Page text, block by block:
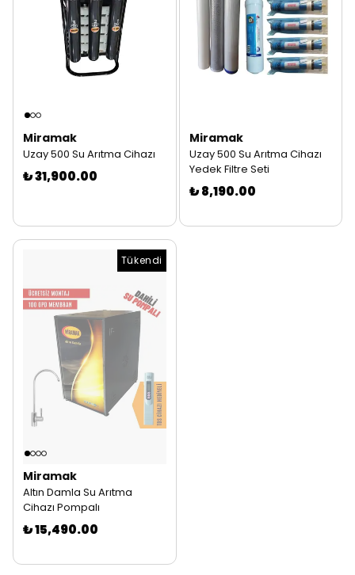
Miramak
Uzay 500 Su Arıtma Cihazı
₺ 31,900.00
Miramak
Uzay 500 Su Arıtma Cihazı
Yedek Filtre Seti
₺ 8,190.00
Tükendi
Miramak
Altın Damla Su Arıtma
Cihazı Pompalı
₺ 15,490.00